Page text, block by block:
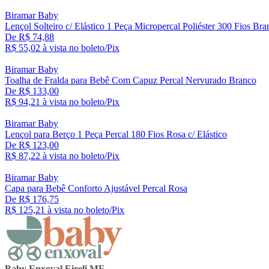
Biramar Baby
Lençol Solteiro c/ Elástico 1 Peça Micropercal Poliéster 300 Fios
De R$ 74,88
R$ 55,02 à vista no boleto/Pix
Biramar Baby
Toalha de Fralda para Bebê Com Capuz Percal Nervurado Branco
De R$ 133,00
R$ 94,21 à vista no boleto/Pix
Biramar Baby
Lençol para Berço 1 Peça Percal 180 Fios Rosa c/ Elástico
De R$ 123,00
R$ 87,22 à vista no boleto/Pix
Biramar Baby
Capa para Bebê Conforto Ajustável Percal Rosa
De R$ 176,75
R$ 125,21 à vista no boleto/Pix